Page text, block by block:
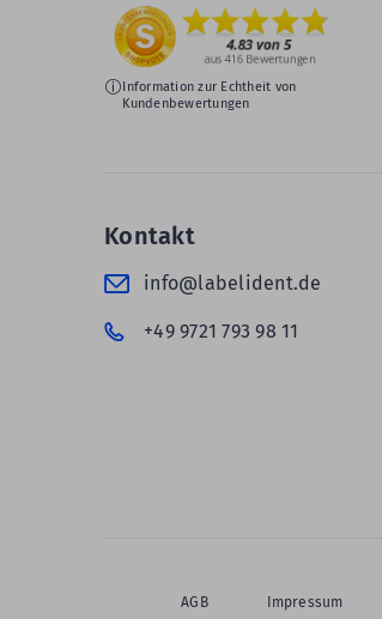
Information zur Echtheit von
Kundenbewertungen
Kontakt
info@labelident.de
+49 9721 793 98 11
AGB Impressum